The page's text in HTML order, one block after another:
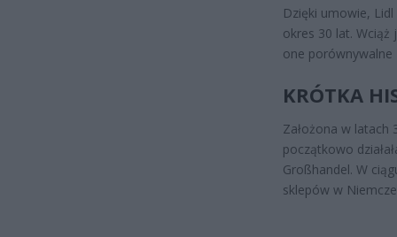
Dzięki umowie,
okres 30 lat.
one porównywalne
KRÓTKA
Założona w latach
początkowo
Großhandel. W
sklepów w